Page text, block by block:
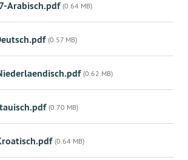
Arabisch.pdf (0.64 MB)
(0.57 MB)
(0.62 MB)
(0.70 MB)
(0.64 MB)